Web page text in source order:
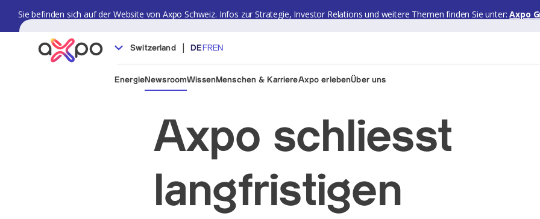
Sie befinden sich auf der Website von Axpo Schweiz. Infos zur Strategie, Investor Relations und weitere Themen finden Sie unter: Axpo
Switzerland | DE FREN
EnergieNewsroomWissenMenschen & KarriereAxpo erlebenÜber uns
Axpo schliesst
langfristigen